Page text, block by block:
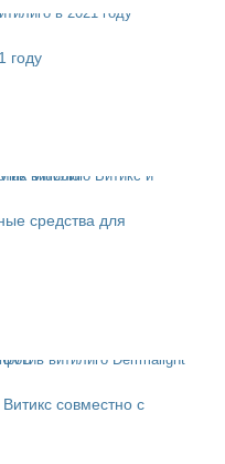
году
средства для
совместно с